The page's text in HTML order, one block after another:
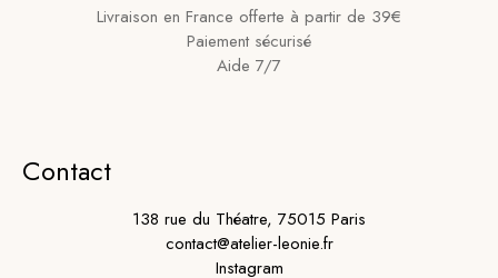
Livraison en France offerte à partir de 39€
Paiement sécurisé
Aide 7/7
Contact
138 rue du Théatre, 75015 Paris
contact@atelier-leonie.fr
Instagram